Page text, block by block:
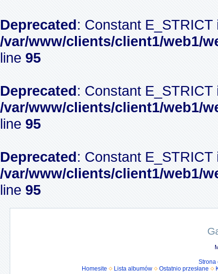
Deprecated: Constant
/var/www/clients/client1/web1/
line 95
Deprecated: Constant
/var/www/clients/client1/web1/
line 95
Deprecated: Constant
/var/www/clients/client1/web1/
line 95
Strona
Homesite
Lista albumów Ostatnio przesłane